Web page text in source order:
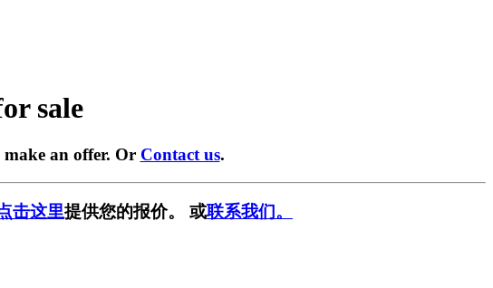
sale
an offer. Or Contact us.
击这里提供您的报价。 或联系我们。